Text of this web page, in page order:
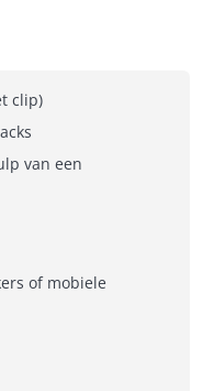
clip)
van een
of mobiele